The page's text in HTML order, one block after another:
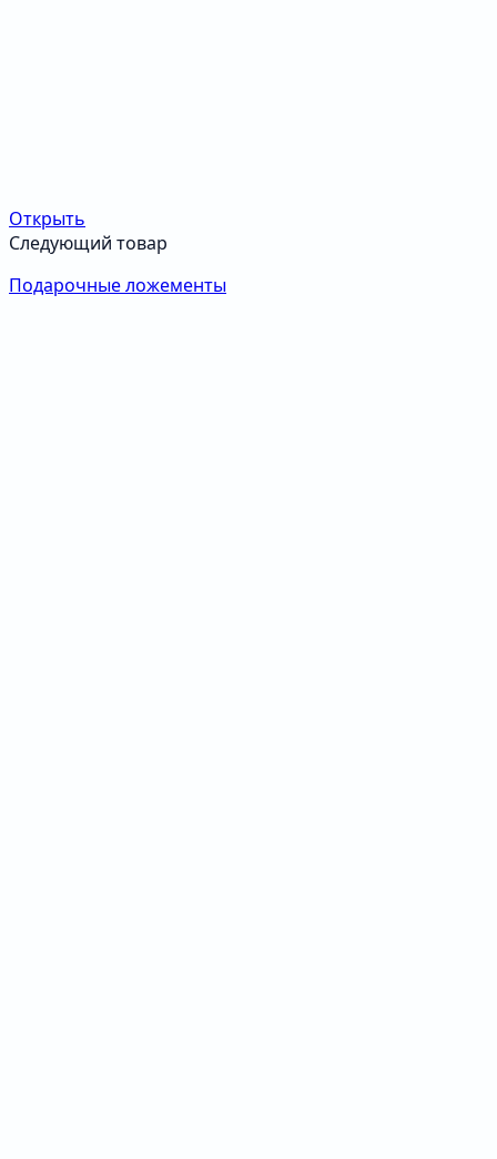
Открыть
Следующий товар
Подарочные ложементы